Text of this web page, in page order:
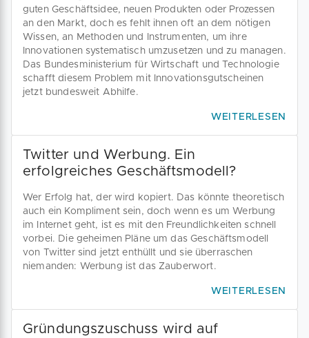
guten Geschäftsidee, neuen Produkten oder Prozessen
an den Markt, doch es fehlt ihnen oft an dem nötigen
Wissen, an Methoden und Instrumenten, um ihre
Innovationen systematisch umzusetzen und zu managen.
Das Bundesministerium für Wirtschaft und Technologie
schafft diesem Problem mit Innovationsgutscheinen
jetzt bundesweit Abhilfe.
WEITERLESEN
Twitter und Werbung. Ein
erfolgreiches Geschäftsmodell?
Wer Erfolg hat, der wird kopiert. Das könnte theoretisch
auch ein Kompliment sein, doch wenn es um Werbung
im Internet geht, ist es mit den Freundlichkeiten schnell
vorbei. Die geheimen Pläne um das Geschäftsmodell
von Twitter sind jetzt enthüllt und sie überraschen
niemanden: Werbung ist das Zauberwort.
WEITERLESEN
Gründungszuschuss wird auf